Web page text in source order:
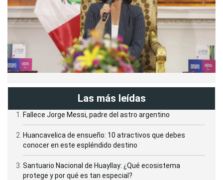
Las más leídas
Fallece Jorge Messi, padre del astro argentino
Huancavelica de ensueño: 10 atractivos que debes
conocer en este espléndido destino
Santuario Nacional de Huayllay: ¿Qué ecosistema
protege y por qué es tan especial?